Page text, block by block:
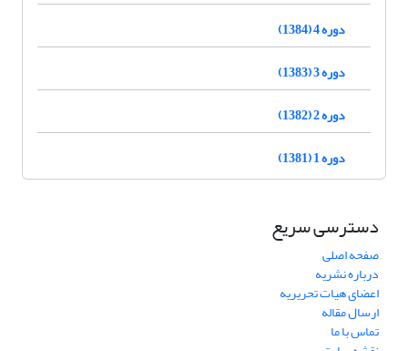
دوره 4 (1384)
دوره 3 (1383)
دوره 2 (1382)
دوره 1 (1381)
دسترسی سریع
صفحه اصلی
درباره نشریه
اعضای هیات تحریریه
ارسال مقاله
تماس با ما